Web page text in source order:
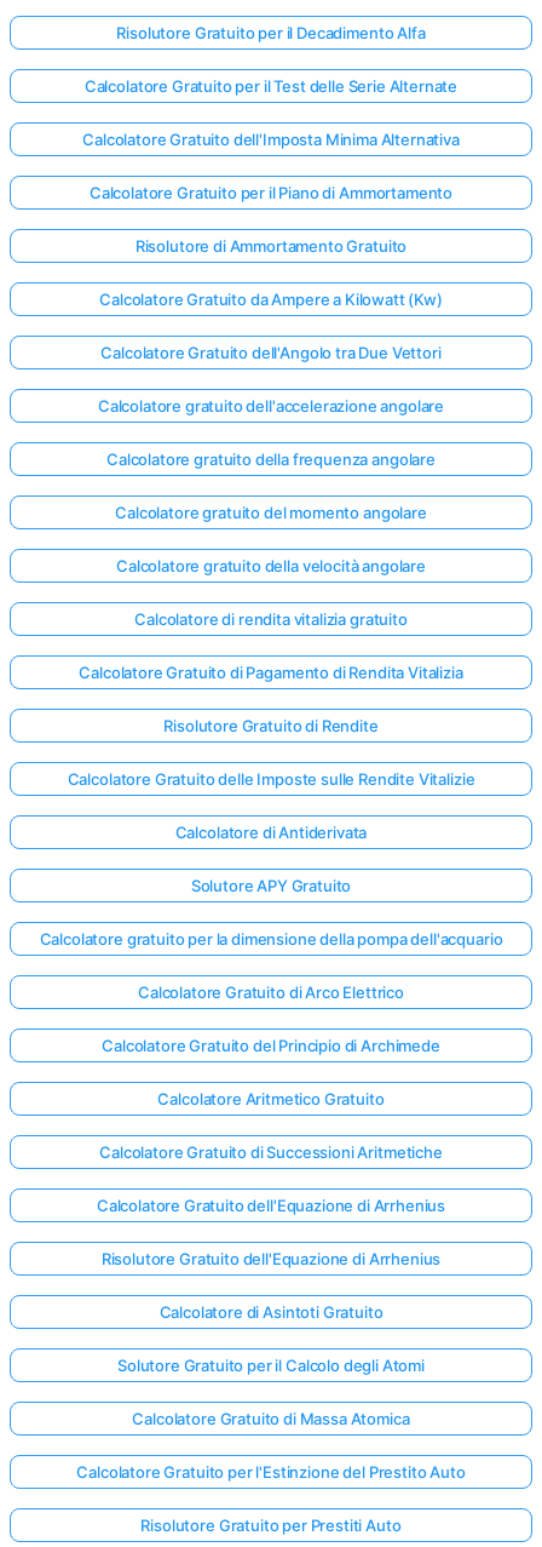
Risolutore Gratuito per il Decadimento Alfa
Calcolatore Gratuito per il Test delle Serie Alternate
Calcolatore Gratuito dell'Imposta Minima Alternativa
Calcolatore Gratuito per il Piano di Ammortamento
Risolutore di Ammortamento Gratuito
Calcolatore Gratuito da Ampere a Kilowatt (Kw)
Calcolatore Gratuito dell'Angolo tra Due Vettori
Calcolatore gratuito dell'accelerazione angolare
Calcolatore gratuito della frequenza angolare
Calcolatore gratuito del momento angolare
Calcolatore gratuito della velocità angolare
Calcolatore di rendita vitalizia gratuito
Calcolatore Gratuito di Pagamento di Rendita Vitalizia
Risolutore Gratuito di Rendite
Calcolatore Gratuito delle Imposte sulle Rendite Vitalizie
Calcolatore di Antiderivata
Solutore APY Gratuito
Calcolatore gratuito per la dimensione della pompa dell'acquario
Calcolatore Gratuito di Arco Elettrico
Calcolatore Gratuito del Principio di Archimede
Calcolatore Aritmetico Gratuito
Calcolatore Gratuito di Successioni Aritmetiche
Calcolatore Gratuito dell'Equazione di Arrhenius
Risolutore Gratuito dell'Equazione di Arrhenius
Calcolatore di Asintoti Gratuito
Solutore Gratuito per il Calcolo degli Atomi
Calcolatore Gratuito di Massa Atomica
Calcolatore Gratuito per l'Estinzione del Prestito Auto
Risolutore Gratuito per Prestiti Auto